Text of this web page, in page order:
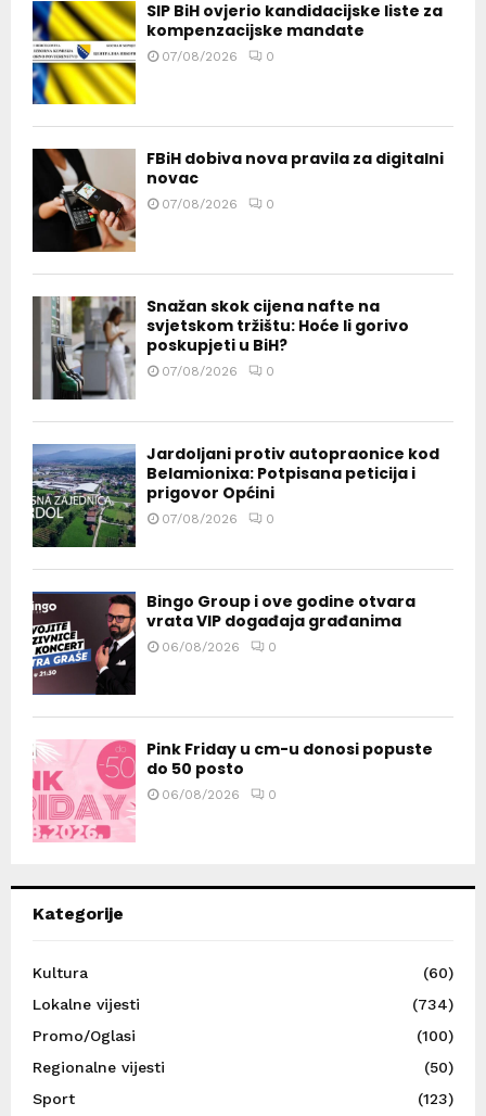
SIP BiH ovjerio kandidacijske liste za
kompenzacijske mandate
07/08/2026 0
FBiH dobiva nova pravila za digitalni
novac
07/08/2026 0
Snažan skok cijena nafte na
svjetskom tržištu: Hoće li gorivo
poskupjeti u BiH?
07/08/2026 0
Jardoljani protiv autopraonice kod
Belamionixa: Potpisana peticija i
prigovor Općini
07/08/2026 0
Bingo Group i ove godine otvara
vrata VIP događaja građanima
06/08/2026 0
Pink Friday u cm-u donosi popuste
do 50 posto
06/08/2026 0
Kategorije
Kultura
(60)
Lokalne vijesti
(734)
Promo/Oglasi
(100)
Regionalne vijesti
(50)
Sport
(123)